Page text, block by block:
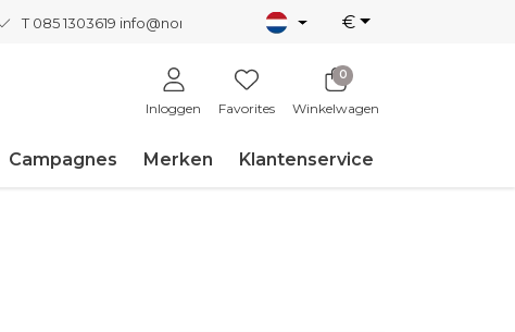
T 085 1303619 info@nordicnew.nl €
Inloggen Favorites
0
Winkelwagen
Campagnes Merken Klantenservice